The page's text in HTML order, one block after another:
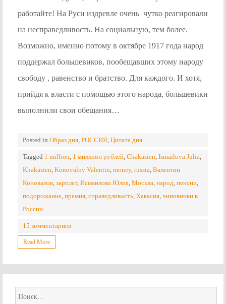
работайте! На Руси издревле очень чутко реагировали
на несправедливость. На социальную, тем более.
Возможно, именно потому в октябре 1917 года народ
поддержал большевиков, пообещавших этому народу
свободу , равенство и братство. Для каждого. И хотя,
прийдя к власти с помощью этого народа, большевики
выполнили свои обещания…
Posted in Образ дня, РОССИЯ, Цитата дня
Tagged 1 million, 1 миллион рублей, Chakasien, Ismailova Julia,
Khakasien, Konovalov Valentin, money, russia, Валентин
Коновалов, зарплат, Исмаилова Юлия, Москва, народ, пенсии,
подорожание, премия, справедливость, Хакасия, чиновники в
России
15 комментариев
Read More
Найти: